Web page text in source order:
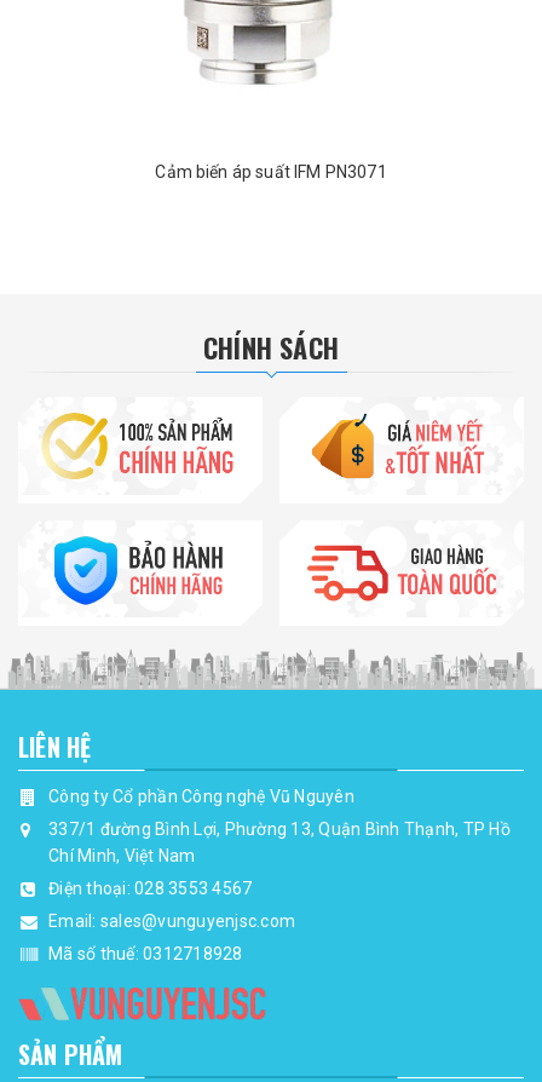
Cảm biến áp suất IFM PN3071
CHÍNH SÁCH
LIÊN HỆ
Công ty Cổ phần Công nghệ Vũ Nguyên
337/1 đường Bình Lợi, Phường 13, Quận Bình Thạnh, TP Hồ
Chí Minh, Việt Nam
Điện thoại: 028 3553 4567
Email: sales@vunguyenjsc.com
Mã số thuế: 0312718928
SẢN PHẨM